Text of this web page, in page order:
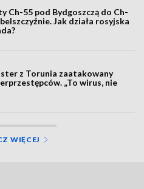
Ch-55 pod Bydgoszczą do Ch-
Jak działa rosyjska
z Torunia zaatakowany
„To wirus, nie
WIĘCEJ